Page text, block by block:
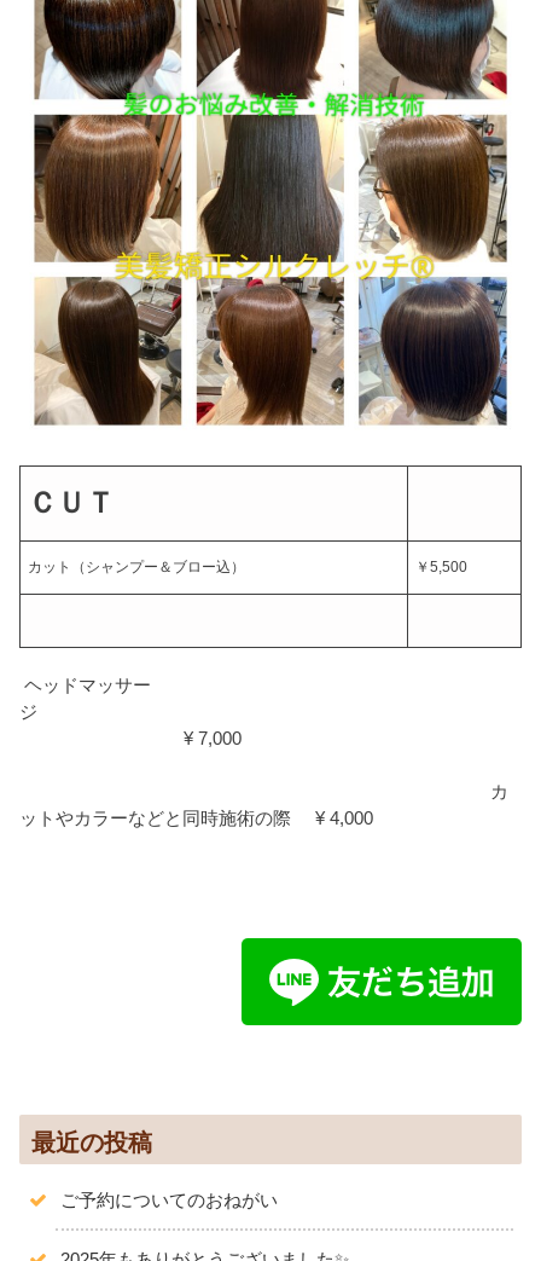
ＣＵＴ
カット（シャンプー＆ブロー込） ￥5,500
ヘッドマッサー
ジ
¥ 7,000
カ
ットやカラーなどと同時施術の際 ¥ 4,000
最近の投稿
ご予約についてのおねがい